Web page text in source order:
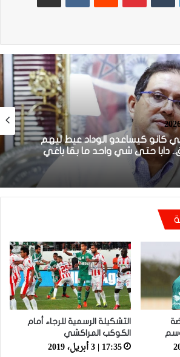
كانو كيساعدو الوداد عيط ليهم
دابا حتى شي واحد ما بقا باغي
يلاحق الوداد الرياضي بعد
الدفاع الحسني الجديدي
التشكيلة الرسمية للرجاء أمام
الكوكب المراكشي
17:35 | 3 أبريل، 2019